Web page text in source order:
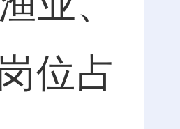
位占